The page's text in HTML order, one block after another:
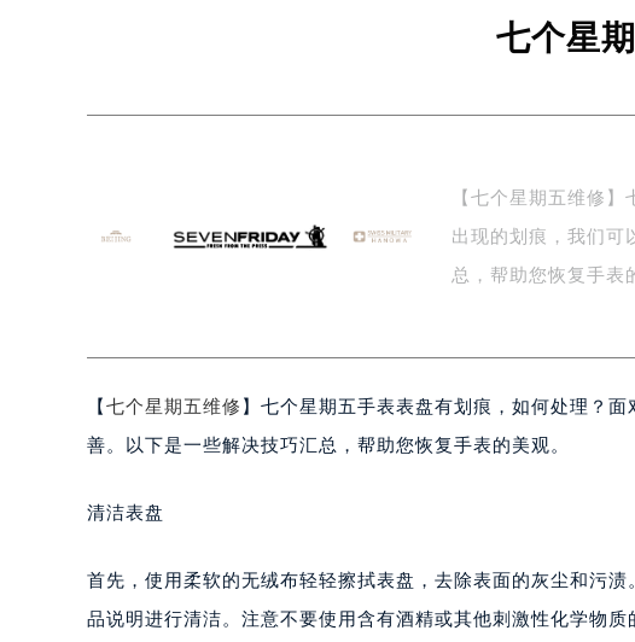
上海市徐汇区虹桥路3号港汇中心写字楼2座37
扬州市邗江区国展路29号星耀天地写字楼1号楼
盐城市盐都区世纪大道5号盐城金融城写字楼1
泰州市海陵区永定东路399号置地商务中心东
绍兴市越城区胜利东路379号世茂天际中心写字
嘉兴市南湖区广益路705号嘉兴世界贸易中心写
广州市越秀区环市东路371-375号世界贸易中
深圳市罗湖区深南东路5001号华润大厦写字楼
七个星
【七个星期五维修
出现的划痕，我们可
总，帮助您恢复手表
【 七个星期五维修 】七个星期五手表表盘有划痕，如何处理？
善。以下是一些解决技巧汇总，帮助您恢复手表的美观。
清洁表盘
首先，使用柔软的无绒布轻轻擦拭表盘，去除表面的灰尘和污
品说明进行清洁。注意不要使用含有酒精或其他刺激性化学物质